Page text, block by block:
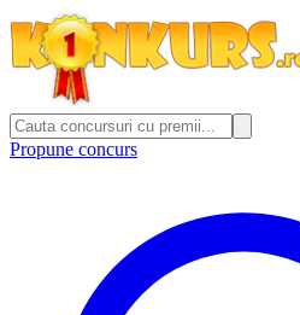
Propune concurs